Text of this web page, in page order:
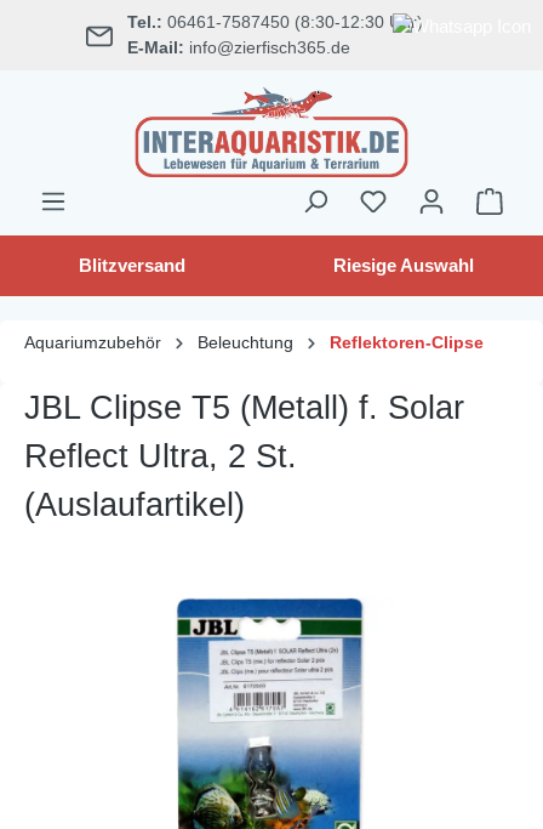
springen Tel.: 06461-7587450 (8:30-12:30 Uhr)
E-Mail: info@zierfisch365.de
Blitzversand Riesige Auswahl
Aquariumzubehör Beleuchtung Reflektoren-Clipse
JBL Clipse T5 (Metall) f. Solar
Reflect Ultra, 2 St.
(Auslaufartikel)
Bildergalerie überspringen